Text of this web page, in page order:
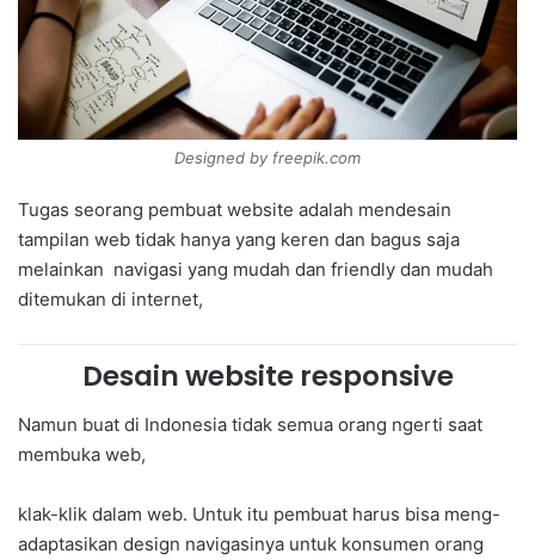
Designed by freepik.com
Tugas seorang pembuat website adalah mendesain
tampilan web tidak hanya yang keren dan bagus saja
melainkan navigasi yang mudah dan friendly dan mudah
ditemukan di internet,
Desain website responsive
Namun buat di Indonesia tidak semua orang ngerti saat
membuka web,
klak-klik dalam web. Untuk itu pembuat harus bisa meng-
adaptasikan design navigasinya untuk konsumen orang